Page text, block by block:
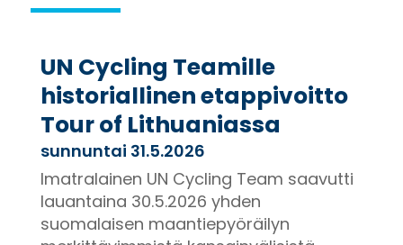
UN Cycling Teamille
historiallinen etappivoitto
Tour of Lithuaniassa
sunnuntai 31.5.2026
Imatralainen UN Cycling Team saavutti
lauantaina 30.5.2026 yhden
suomalaisen maantiepyöräilyn